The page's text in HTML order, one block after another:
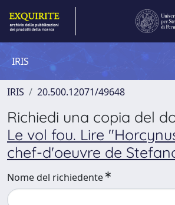
IRIS
IRIS 20.500.12071/49648
Richiedi una copia del
Le vol fou. Lire
chef-d'oeuvre de
Nome del richiedente